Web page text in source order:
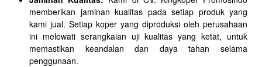
memberikan jaminan kualitas pada setiap produk yang
kami jual. Setiap koper yang diproduksi oleh perusahaan
ini melewati serangkaian uji kualitas yang ketat, untuk
memastikan keandalan dan daya tahan selama
penggunaan.